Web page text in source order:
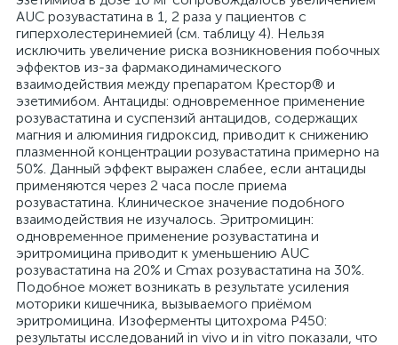
AUC розувастатина в 1, 2 раза у пациентов с
гиперхолестеринемией (см. таблицу 4). Нельзя
исключить увеличение риска возникновения побочных
эффектов из-за фармакодинамического
взаимодействия между препаратом Крестор® и
эзетимибом. Антациды: одновременное применение
розувастатина и суспензий антацидов, содержащих
магния и алюминия гидроксид, приводит к снижению
плазменной концентрации розувастатина примерно на
50%. Данный эффект выражен слабее, если антациды
применяются через 2 часа после приема
розувастатина. Клиническое значение подобного
взаимодействия не изучалось. Эритромицин:
одновременное применение розувастатина и
эритромицина приводит к уменьшению AUC
розувастатина на 20% и Сmax розувастатина на 30%.
Подобное может возникать в результате усиления
моторики кишечника, вызываемого приёмом
эритромицина. Изоферменты цитохрома P450:
результаты исследований in vivo и in vitro показали, что